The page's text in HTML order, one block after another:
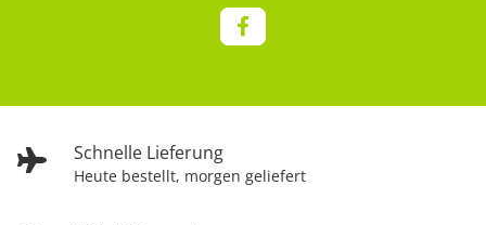
Schnelle Lieferung
Heute bestellt, morgen geliefert